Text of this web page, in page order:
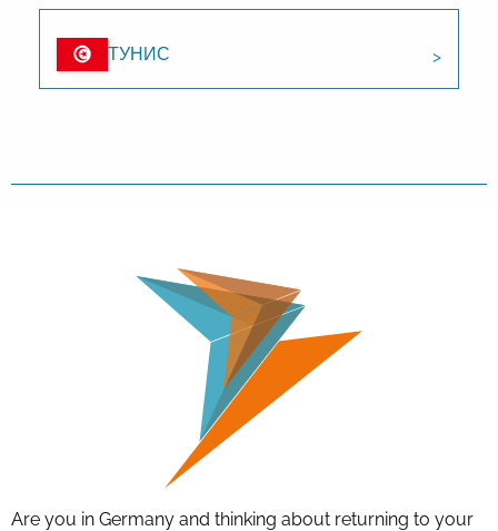
ТУНИС
Are you in Germany and thinking about returning to your